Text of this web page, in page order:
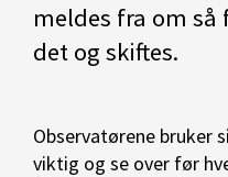
meldes fra om
det og skiftes.
Observatørene bruker
viktig og se over før